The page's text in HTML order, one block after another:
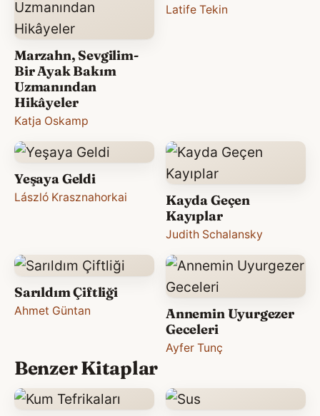
Marzahn, Sevgilim-
Bir Ayak Bakım
Uzmanından
Hikâyeler
Katja Oskamp
Latife Tekin
Yeşaya Geldi
László Krasznahorkai
Kayda Geçen
Kayıplar
Judith Schalansky
Sarıldım Çiftliği
Ahmet Güntan
Annemin Uyurgezer
Geceleri
Ayfer Tunç
Benzer Kitaplar